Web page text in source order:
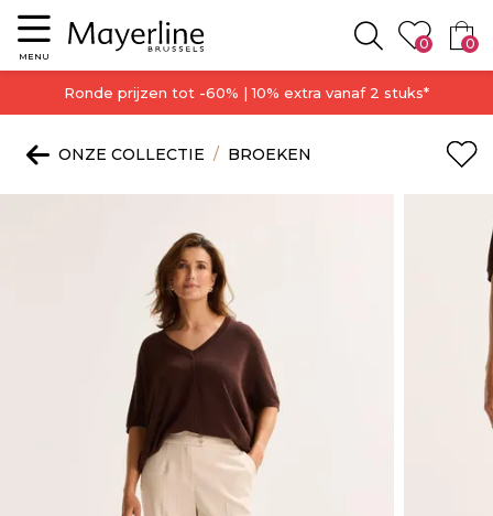
Menu
MENU Zoeken
0 0
Ronde prijzen tot -60% | 10% extra vanaf 2 stuks*
ONZE COLLECTIE BROEKEN